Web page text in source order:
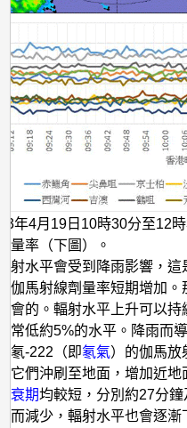
年4月19日10時30分至12
量率（下圖）。
射水平會受到降雨影響，
伽馬射線劑量率短期增加
會的。輻射水平上升可以
常低約5%的水平。降雨而
氡-222（即氡氣）的伽馬放
它們沖刷至地面，增加近
衰期均較短，分別約27分
而減少，輻射水平也會逐